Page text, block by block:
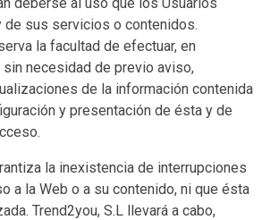
de sus servicios o contenidos.
la facultad de efectuar, en
necesidad de previo aviso,
de la información contenida
y presentación de ésta y de
la inexistencia de interrupciones
a la Web o a su contenido, ni que ésta
Trend2you, S.L llevará a cabo,